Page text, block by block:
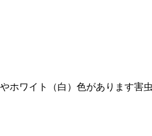
ワイト（白）色があります害